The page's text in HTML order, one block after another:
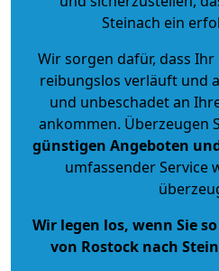
Steinach ein
Wir sorgen dafür, dass
reibungslos verläuft und
und unbeschadet an
ankommen. Überzeugen
günstigen Angeboten
umfassender Service
Wir legen los, wenn Sie
von Rostock nach